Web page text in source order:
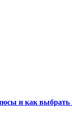
и как выбрать